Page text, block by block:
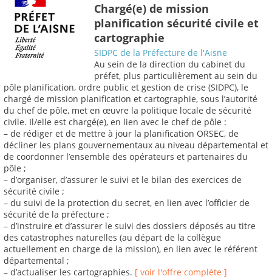
Chargé(e) de mission
planification sécurité civile et
cartographie
SIDPC de la Préfecture de l'Aisne
Au sein de la direction du cabinet du
préfet, plus particulièrement au sein du
pôle planification, ordre public et gestion de crise (SIDPC), le
chargé de mission planification et cartographie, sous l’autorité
du chef de pôle, met en œuvre la politique locale de sécurité
civile. Il/elle est chargé(e), en lien avec le chef de pôle :
– de rédiger et de mettre à jour la planification ORSEC, de
décliner les plans gouvernementaux au niveau départemental et
de coordonner l’ensemble des opérateurs et partenaires du
pôle ;
– d’organiser, d’assurer le suivi et le bilan des exercices de
sécurité civile ;
– du suivi de la protection du secret, en lien avec l’officier de
sécurité de la préfecture ;
– d’instruire et d’assurer le suivi des dossiers déposés au titre
des catastrophes naturelles (au départ de la collègue
actuellement en charge de la mission), en lien avec le référent
départemental ;
– d’actualiser les cartographies. [ voir l'offre complète ]